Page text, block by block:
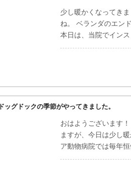
少し暖かくなってき
ね。 ベランダのエン
本日は、当院でイン
ドッグドックの季節がやってきました。
おはようございます
ますが、今日は少し
ア動物病院では毎年